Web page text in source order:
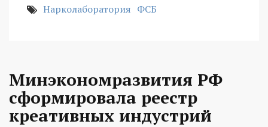
Нарколаборатория ФСБ
Минэкономразвития РФ
сформировала реестр
креативных индустрий